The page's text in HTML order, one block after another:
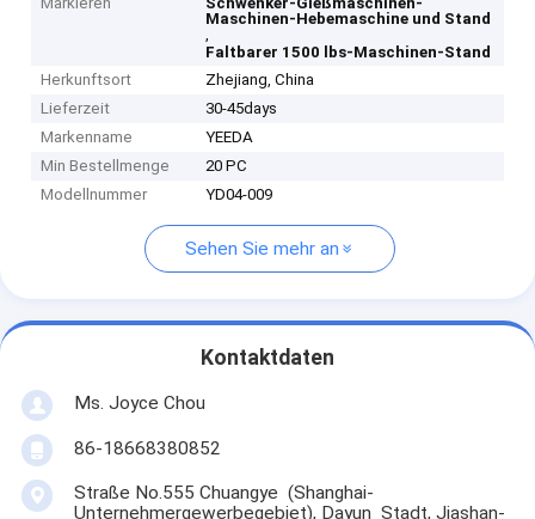
Maschinen-Hebemaschine und Stand
,
Faltbarer 1500 lbs-Maschinen-Stand
Herkunftsort
Zhejiang, China
Lieferzeit
30-45days
Markenname
YEEDA
Min Bestellmenge
20 PC
Modellnummer
YD04-009
Sehen Sie mehr an
Kontaktdaten
Ms. Joyce Chou
86-18668380852
Straße No.555 Chuangye (Shanghai-
Unternehmergewerbegebiet), Dayun Stadt, Jiashan-